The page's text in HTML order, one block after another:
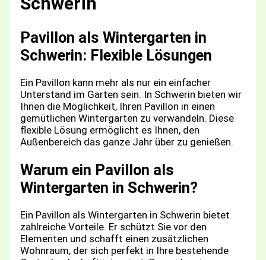
Pavillon als Wintergarten in
Schwerin: Flexible Lösungen
Ein Pavillon kann mehr als nur ein einfacher
Unterstand im Garten sein. In Schwerin bieten wir
Ihnen die Möglichkeit, Ihren Pavillon in einen
gemütlichen Wintergarten zu verwandeln. Diese
flexible Lösung ermöglicht es Ihnen, den
Außenbereich das ganze Jahr über zu genießen.
Warum ein Pavillon als
Wintergarten in Schwerin?
Ein Pavillon als Wintergarten in Schwerin bietet
zahlreiche Vorteile. Er schützt Sie vor den
Elementen und schafft einen zusätzlichen
Wohnraum, der sich perfekt in Ihre bestehende